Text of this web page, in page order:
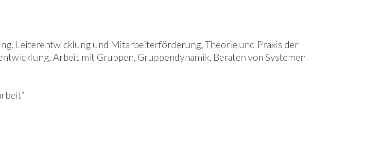
Leiterentwicklung und Mitarbeiterförderung, Theorie und Praxis der
Arbeit mit Gruppen, Gruppendynamik, Beraten von Systemen